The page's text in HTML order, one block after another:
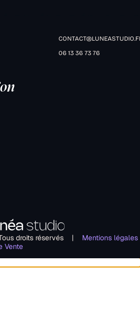
06 13 36 73 76
droits réservés | Mentions légales
Vente